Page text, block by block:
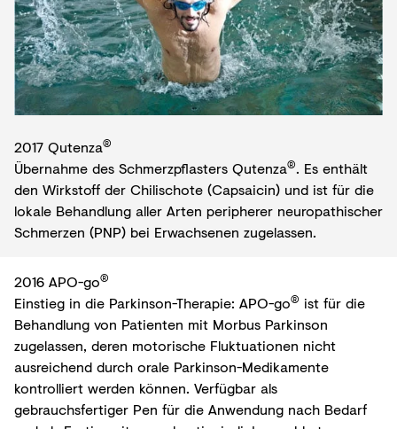
2017 Qutenza®
Übernahme des Schmerzpflasters Qutenza®. Es enthält
den Wirkstoff der Chilischote (Capsaicin) und ist für die
lokale Behandlung aller Arten peripherer neuropathischer
Schmerzen (PNP) bei Erwachsenen zugelassen.
2016 APO-go®
Einstieg in die Parkinson-Therapie: APO-go® ist für die
Behandlung von Patienten mit Morbus Parkinson
zugelassen, deren motorische Fluktuationen nicht
ausreichend durch orale Parkinson-Medikamente
kontrolliert werden können. Verfügbar als
gebrauchsfertiger Pen für die Anwendung nach Bedarf